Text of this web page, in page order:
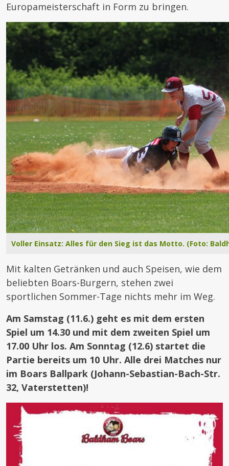
Europameisterschaft in Form zu bringen.
Voller Einsatz: Alles für den Sieg ist das Motto. (Foto:
Mit kalten Getränken und auch Speisen, wie dem
beliebten Boars-Burgern, stehen zwei
sportlichen Sommer-Tage nichts mehr im Weg.
Am Samstag (11.6.) geht es mit dem ersten
Spiel um 14.30 und mit dem zweiten Spiel um
17.00 Uhr los. Am Sonntag (12.6) startet die
Partie bereits um 10 Uhr. Alle drei Matches nur
im Boars Ballpark (Johann-Sebastian-Bach-Str.
32, Vaterstetten)!